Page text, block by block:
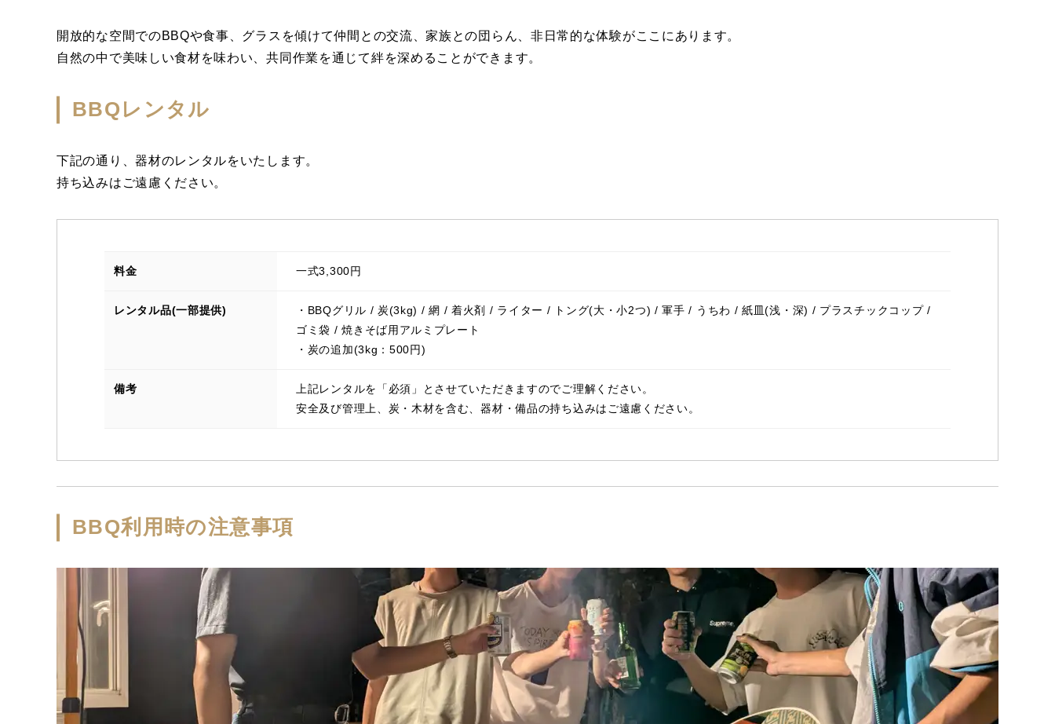
開放的な空間でのBBQや食事、グラスを傾けて仲間との交流、家族との団らん、非日常的な体験がここにあります。
自然の中で美味しい食材を味わい、共同作業を通じて絆を深めることができます。
BBQレンタル
下記の通り、器材のレンタルをいたします。
持ち込みはご遠慮ください。
料金 一式3,300円
レンタル品(一部提供)
・BBQグリル / 炭(3kg) / 網 / 着火剤 / ライター / トング(大・小2つ) / 軍手 / うちわ / 紙皿(浅・深) / プラスチックコップ /
ゴミ袋 / 焼きそば用アルミプレート
・炭の追加(3kg：500円)
備考
上記レンタルを「必須」とさせていただきますのでご理解ください。
安全及び管理上、炭・木材を含む、器材・備品の持ち込みはご遠慮ください。
BBQ利用時の注意事項